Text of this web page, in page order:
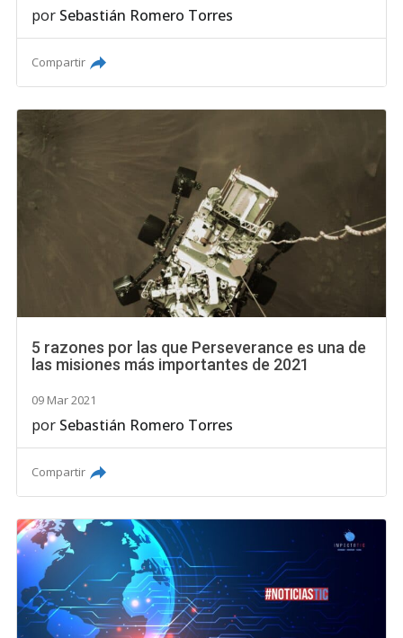
por Sebastián Romero Torres
Compartir
5 razones por las que Perseverance es una de
las misiones más importantes de 2021
09 Mar 2021
por Sebastián Romero Torres
Compartir